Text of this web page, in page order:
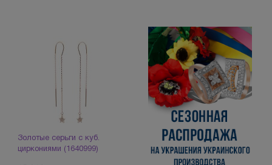
Золотые серьги с куб.
циркониями (1640999)